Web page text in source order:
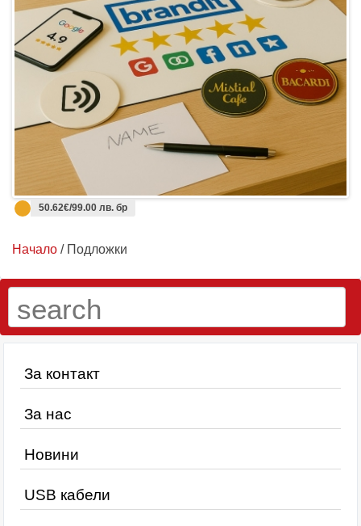
50.62€/99.00 лв. бр
Начало / Подложки
За контакт
За нас
Новини
USB кабели